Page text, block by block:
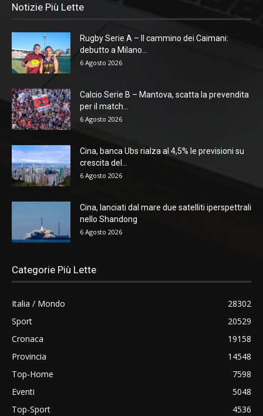
Notizie Più Lette
Rugby Serie A – Il cammino dei Caimani:
debutto a Milano...
6 Agosto 2026
Calcio Serie B – Mantova, scatta la prevendita
per il match...
6 Agosto 2026
Cina, banca Ubs rialza al 4,5% le previsioni su
crescita del...
6 Agosto 2026
Cina, lanciati dal mare due satelliti iperspettrali
nello Shandong
6 Agosto 2026
Categorie Più Lette
Italia / Mondo
28302
Sport
20529
Cronaca
19158
Provincia
14548
Top-Home
7598
Eventi
5048
Top-Sport
4536